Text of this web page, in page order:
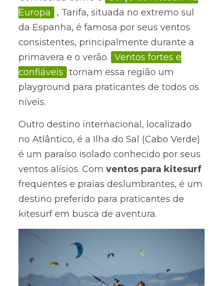
Europa
, Tarifa, situada no extremo sul
da Espanha, é famosa por seus ventos
consistentes, principalmente durante a
primavera e o verão. Ventos fortes e
confiáveis tornam essa região um
playground para praticantes de todos os
níveis.
Outro destino internacional, localizado
no Atlântico, é a Ilha do Sal (Cabo Verde)
é um paraíso isolado conhecido por seus
ventos alísios. Com ventos para kitesurf
frequentes e praias deslumbrantes, é um
destino preferido para praticantes de
kitesurf em busca de aventura.